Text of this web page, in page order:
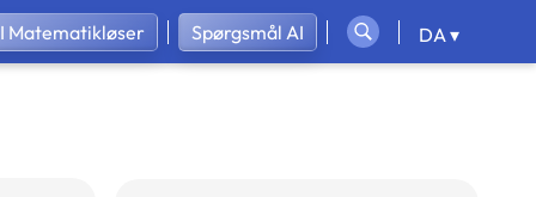
Matematikløser Spørgsmål AI DA ▾